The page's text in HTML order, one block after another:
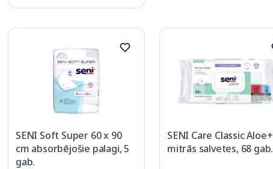
SENI Soft Super 60 x 90
cm absorbējošie palagi, 5
gab.
SENI Care Classic Aloe+
mitrās salvetes, 68 gab.